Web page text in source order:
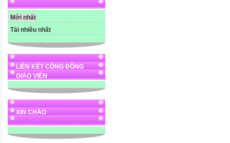
Mới nhất
Tải nhiều nhất
LIÊN KẾT CỘNG ĐỒNG
GIÁO VIÊN
XIN CHÀO